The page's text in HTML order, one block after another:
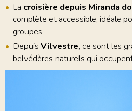
La croisière depuis Miranda
complète et accessible, idéale
groupes.
Depuis Vilvestre, ce sont les
belvédères naturels qui